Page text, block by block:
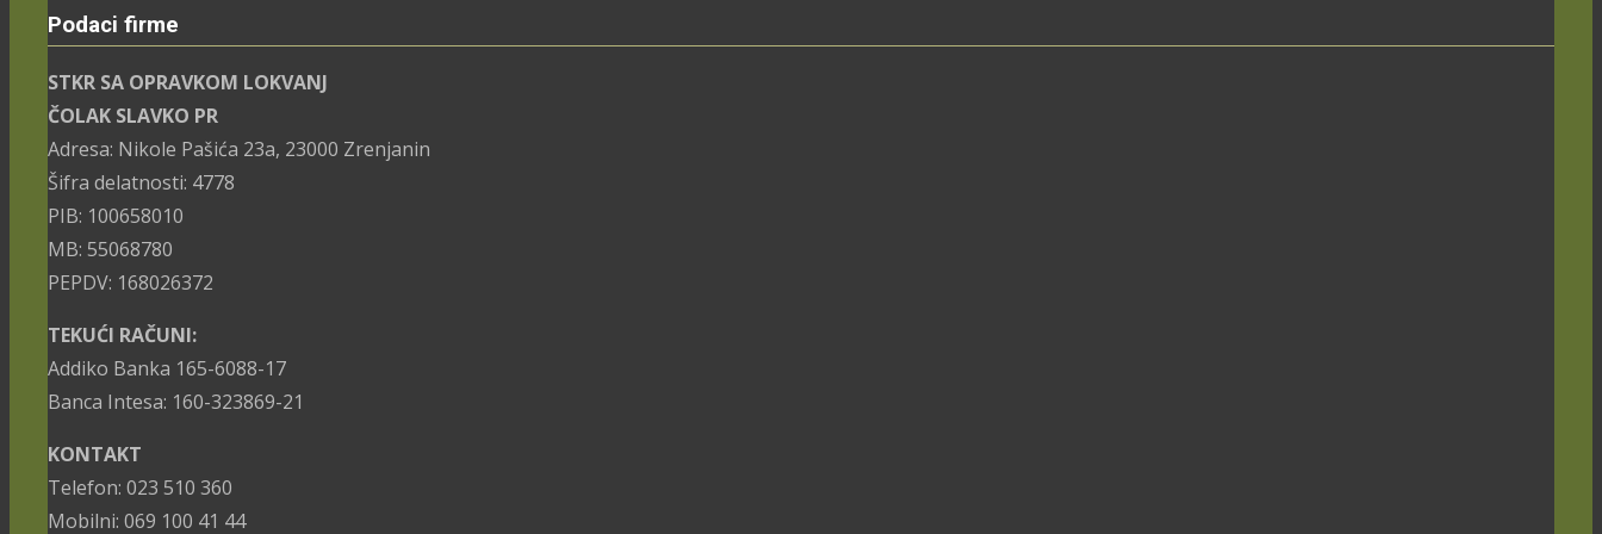
Podaci firme
STKR SA OPRAVKOM LOKVANJ
ČOLAK SLAVKO PR
Adresa: Nikole Pašića 23a, 23000 Zrenjanin
Šifra delatnosti: 4778
PIB: 100658010
MB: 55068780
PEPDV: 168026372
TEKUĆI RAČUNI:
Addiko Banka 165-6088-17
Banca Intesa: 160-323869-21
KONTAKT
Telefon: 023 510 360
Mobilni: 069 100 41 44